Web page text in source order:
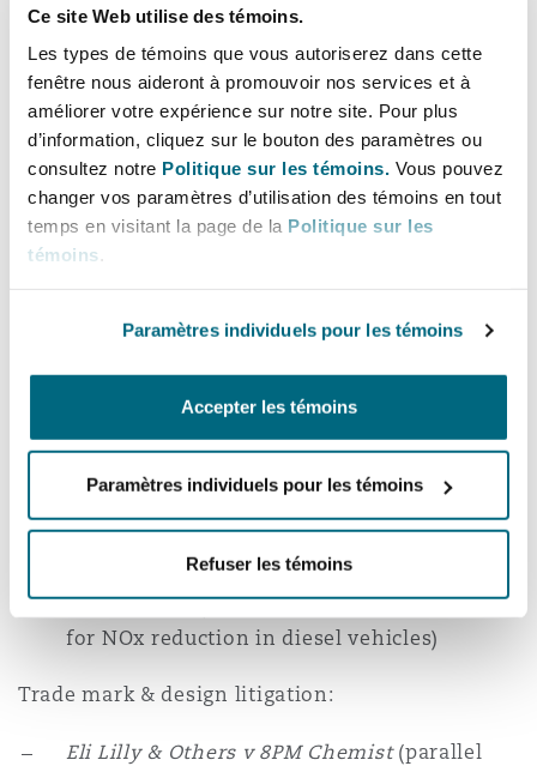
Ce site Web utilise des témoins.
Les types de témoins que vous autoriserez dans cette
fenêtre nous aideront à promouvoir nos services et à
améliorer votre expérience sur notre site. Pour plus
d’information, cliquez sur le bouton des paramètres ou
consultez notre Politique sur les témoins. Vous pouvez
changer vos paramètres d’utilisation des témoins en tout
temps en visitant la page de la Politique sur les
témoins.
Paramètres individuels pour les témoins
Accepter les témoins
Paramètres individuels pour les témoins
Refuser les témoins
Omnipharm v Merial
(fipronil formulations
for flea protection)
Swarovski Optik v Leica (riflescopes)
Illumina v TDL Genetics(genetic tests for
foetal chromosomal abnormalities, e.g.
Downs)
bonding of disposable nappies)
Michael Dichand v Hydraredox
batteries)
Confidential (second medical use patents
Confidential (catalysed particulate filters
for NOx reduction in diesel vehicles)
Trade mark & design litigation:
Eli Lilly & Others v 8PM Chemist(parallel